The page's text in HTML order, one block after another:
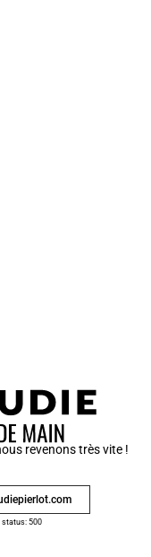
revenons très vite !
status: 500